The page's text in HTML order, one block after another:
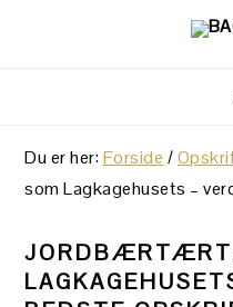
Du er her:Forside /
som Lagkagehusets –